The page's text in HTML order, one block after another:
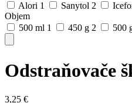
Alori 1 Sanytol 2
Objem
500 ml 1 450 g 2 500
Odstraňovače
3,25 €